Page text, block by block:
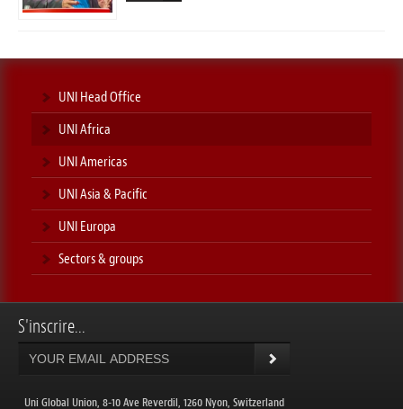
UNI Head Office
UNI Africa
UNI Americas
UNI Asia & Pacific
UNI Europa
Sectors & groups
S'inscrire...
Uni Global Union, 8-10 Ave Reverdil, 1260 Nyon, Switzerland